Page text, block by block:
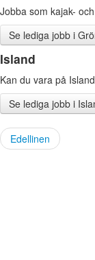
Jobba som kajak-
Se lediga jobb i
Island
Kan du vara på
Se lediga jobb i
Edellinen